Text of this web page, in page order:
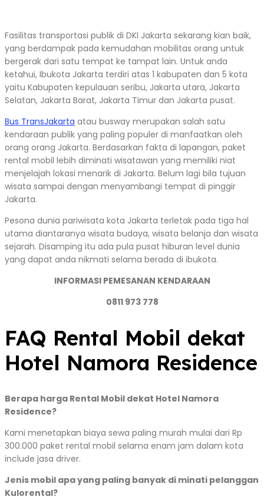
Fasilitas transportasi publik di DKI Jakarta sekarang kian baik,
yang berdampak pada kemudahan mobilitas orang untuk
bergerak dari satu tempat ke tampat lain. Untuk anda
ketahui, Ibukota Jakarta terdiri atas 1 kabupaten dan 5 kota
yaitu Kabupaten kepulauan seribu, Jakarta utara, Jakarta
Selatan, Jakarta Barat, Jakarta Timur dan Jakarta pusat.
Bus TransJakarta atau busway merupakan salah satu
kendaraan publik yang paling populer di manfaatkan oleh
orang orang Jakarta. Berdasarkan fakta di lapangan, paket
rental mobil lebih diminati wisatawan yang memiliki niat
menjelajah lokasi menarik di Jakarta. Belum lagi bila tujuan
wisata sampai dengan menyambangi tempat di pinggir
Jakarta.
Pesona dunia pariwisata kota Jakarta terletak pada tiga hal
utama diantaranya wisata budaya, wisata belanja dan wisata
sejarah. Disamping itu ada pula pusat hiburan level dunia
yang dapat anda nikmati selama berada di ibukota.
INFORMASI PEMESANAN KENDARAAN
0811 973 778
FAQ Rental Mobil dekat
Hotel Namora Residence
Berapa harga Rental Mobil dekat Hotel Namora
Residence?
Kami menetapkan biaya sewa paling murah mulai dari Rp
300.000 paket rental mobil selama enam jam dalam kota
include jasa driver.
Jenis mobil apa yang paling banyak di minati pelanggan
Kulorental?